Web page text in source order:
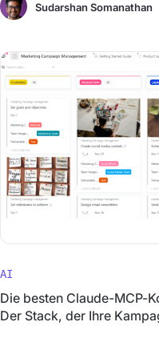
Sudarshan Somanathan
AI
Die besten Claude-MCP-
Der Stack, der Ihre